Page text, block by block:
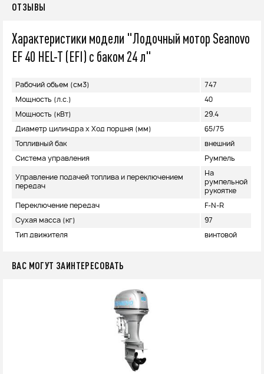
ОТЗЫВЫ
Характеристики модели "Лодочный мотор Seanovo
EF 40 HEL-T (EFI) с баком 24 л"
Рабочий объем (см3) 747
Мощность (л.с.) 40
Мощность (кВт) 29.4
Диаметр цилиндра х Ход поршня (мм) 65/75
Топливный бак внешний
Система управления Румпель
Управление подачей топлива и переключением
передач
На
румпельной
рукоятке
Переключение передач F-N-R
Сухая масса (кг) 97
Тип движителя винтовой
ВАС МОГУТ ЗАИНТЕРЕСОВАТЬ